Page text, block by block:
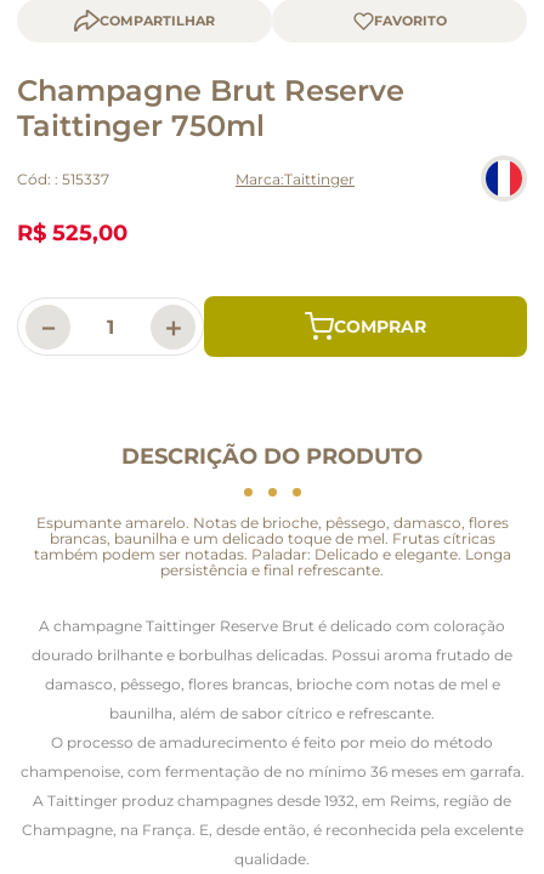
COMPARTILHAR
Champagne Brut Reserve
Taittinger 750ml
Cód: : 515337 Taittinger
R$ 525,00
＋
－
DESCRIÇÃO DO PRODUTO
Espumante amarelo. Notas de brioche, pêssego, damasco, flores
brancas, baunilha e um delicado toque de mel. Frutas cítricas
também podem ser notadas. Paladar: Delicado e elegante. Longa
persistência e final refrescante.
A champagne Taittinger Reserve Brut é delicado com coloração
dourado brilhante e borbulhas delicadas. Possui aroma frutado de
damasco, pêssego, flores brancas, brioche com notas de mel e
baunilha, além de sabor cítrico e refrescante.
O processo de amadurecimento é feito por meio do método
champenoise, com fermentação de no mínimo 36 meses em garrafa.
A Taittinger produz champagnes desde 1932, em Reims, região de
Champagne, na França. E, desde então, é reconhecida pela excelente
qualidade.